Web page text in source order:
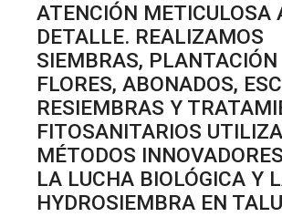
ATENCIÓN METICULOSA
DETALLE. REALIZAMOS
SIEMBRAS, PLANTACIÓN
FLORES, ABONADOS,
RESIEMBRAS Y
FITOSANITARIOS
MÉTODOS
LA LUCHA BIOLÓGICA Y
HYDROSIEMBRA EN